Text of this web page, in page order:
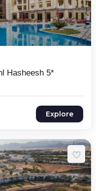
5*
Explore